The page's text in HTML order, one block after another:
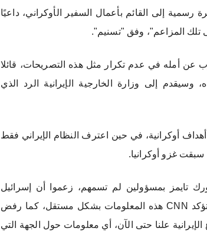
إلى القائم بأعمال السفير الأوكراني، داعيًا
تلك المزاعم"، وفق "تسنيم".
عن أمله في عدم تكرار مثل هذه التصريحات، قائلا
وسيقدم إلى وزارة الخارجية الإيرانية الرد الذي
أوكرانية، في حين اعترف النظام الإيراني فقط
غزو أوكرانيا.
تايمز بمسؤولين لم تسمهم، زعموا أن إسرائيل
مسؤولة عن هجمات الطائرات بدون طيار. ولم تؤكد CNN هذه المعلومات بشكل مستقل، كما رفض
الإيرانية علنا حتى الآن، أي معلومات حول الجهة التي